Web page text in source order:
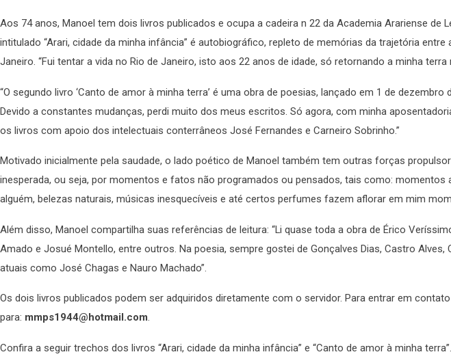
Aos 74 anos, Manoel tem dois livros publicados e ocupa a cadeira n 22 da Academia Arariense de
intitulado “Arari, cidade da minha infância” é autobiográfico, repleto de memórias da trajetória
Janeiro. “Fui tentar a vida no Rio de Janeiro, isto aos 22 anos de idade, só retornando a minha terra
“O segundo livro ‘Canto de amor à minha terra’ é uma obra de poesias, lançado em 1 de dezembro
Devido a constantes mudanças, perdi muito dos meus escritos. Só agora, com minha
os livros com apoio dos intelectuais conterrâneos José Fernandes e Carneiro Sobrinho.”
Motivado inicialmente pela saudade, o lado poético de Manoel também tem outras forças
inesperada, ou seja, por momentos e fatos não programados ou pensados, tais como: momentos
alguém, belezas naturais, músicas inesquecíveis e até certos perfumes fazem aflorar em mim
Além disso, Manoel compartilha suas referências de leitura: “Li quase toda a obra de Érico
Amado e Josué Montello, entre outros. Na poesia, sempre gostei de Gonçalves Dias, Castro
atuais como José Chagas e Nauro Machado”.
Os dois livros publicados podem ser adquiridos diretamente com o servidor. Para entrar em
para: mmps1944@hotmail.com.
Confira a seguir trechos dos livros “Arari, cidade da minha infância” e “Canto de amor à minha terra”.